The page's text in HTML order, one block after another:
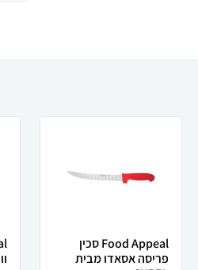
Food Appeal סכין
פריסה אסאדו מבית